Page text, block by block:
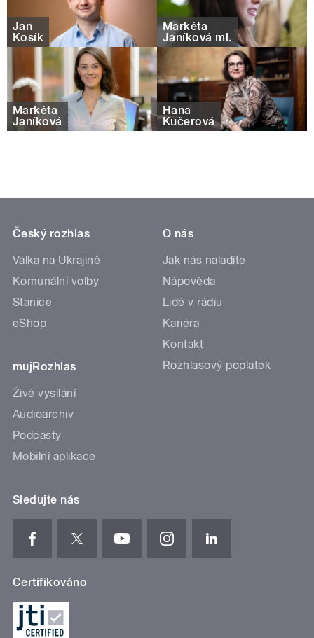
Jan
Kosík
Markéta
Janíková ml.
Markéta
Janíková
Hana
Kučerová
Český rozhlas
Válka na Ukrajině
Komunální volby
Stanice
eShop
mujRozhlas
Živé vysílání
Audioarchiv
Podcasty
Mobilní aplikace
O nás
Jak nás naladíte
Nápověda
Lidé v rádiu
Kariéra
Kontakt
Rozhlasový poplatek
Sledujte nás
Certifikováno